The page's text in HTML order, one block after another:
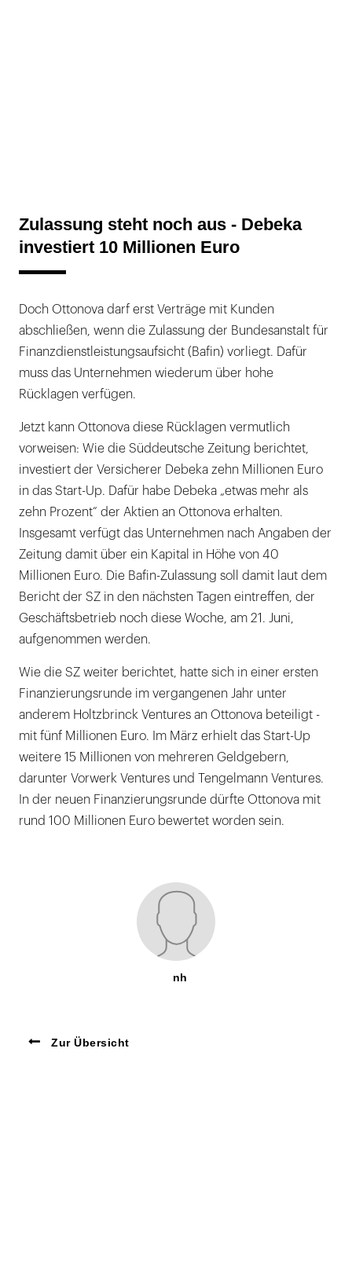
Zulassung steht noch aus - Debeka
investiert 10 Millionen Euro
Doch Ottonova darf erst Verträge mit Kunden
abschließen, wenn die Zulassung der Bundesanstalt für
Finanzdienstleistungsaufsicht (Bafin) vorliegt. Dafür
muss das Unternehmen wiederum über hohe
Rücklagen verfügen.
Jetzt kann Ottonova diese Rücklagen vermutlich
vorweisen: Wie die Süddeutsche Zeitung berichtet,
investiert der Versicherer Debeka zehn Millionen Euro
in das Start-Up. Dafür habe Debeka „etwas mehr als
zehn Prozent“ der Aktien an Ottonova erhalten.
Insgesamt verfügt das Unternehmen nach Angaben der
Zeitung damit über ein Kapital in Höhe von 40
Millionen Euro. Die Bafin-Zulassung soll damit laut dem
Bericht der SZ in den nächsten Tagen eintreffen, der
Geschäftsbetrieb noch diese Woche, am 21. Juni,
aufgenommen werden.
Wie die SZ weiter berichtet, hatte sich in einer ersten
Finanzierungsrunde im vergangenen Jahr unter
anderem Holtzbrinck Ventures an Ottonova beteiligt -
mit fünf Millionen Euro. Im März erhielt das Start-Up
weitere 15 Millionen von mehreren Geldgebern,
darunter Vorwerk Ventures und Tengelmann Ventures.
In der neuen Finanzierungsrunde dürfte Ottonova mit
rund 100 Millionen Euro bewertet worden sein.
nh
Zur Übersicht